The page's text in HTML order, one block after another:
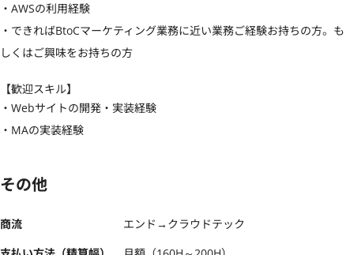
・AWSの利用経験
・できればBtoCマーケティング業務に近い業務ご経験お持ちの方。も
しくはご興味をお持ちの方
【歓迎スキル】
・Webサイトの開発・実装経験
・MAの実装経験
その他
商流
エンド→クラウドテック